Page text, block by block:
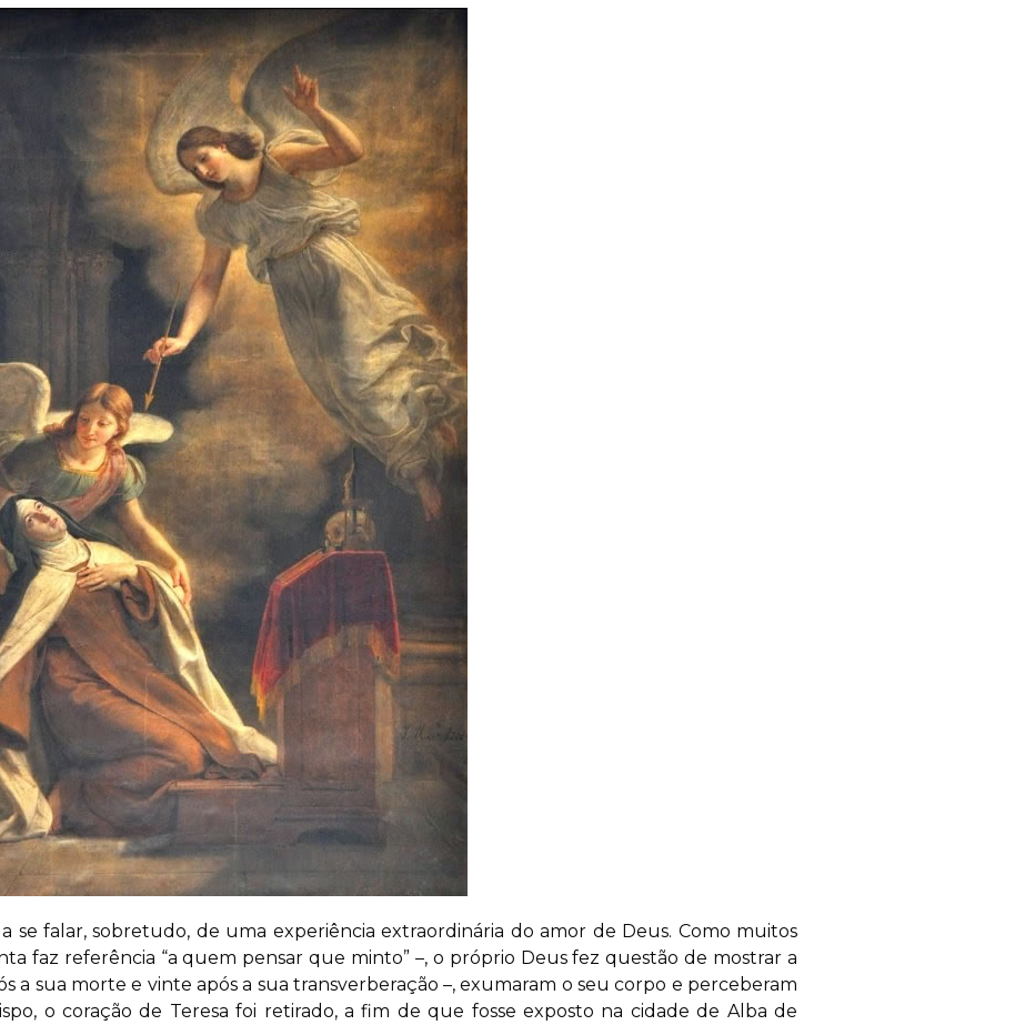
se falar, sobretudo, de uma experiência extraordinária do amor de Deus. Como muitos
faz referência “a quem pensar que minto” –, o próprio Deus fez questão de mostrar a
a sua morte e vinte após a sua transverberação –, exumaram o seu corpo e perceberam
o coração de Teresa foi retirado, a fim de que fosse exposto na cidade de Alba de